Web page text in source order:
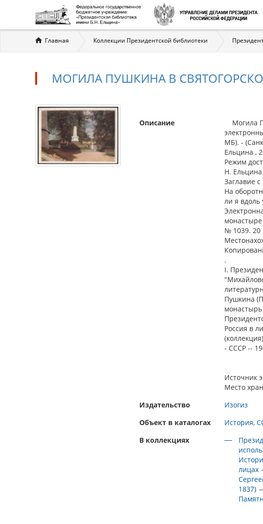
Вы
здесь
Главная Коллекции Президентской библиотеки
МОГИЛА ПУШКИНА В
Описание
Могила
МБ). -
Ельцина ,
Режим
Н. Ельцина.
Заглавие с
На
ли я вдоль
№ 1039. 20
.
I.
Пушкина
Россия в
- СССР --
Источник
Место
Издательство
Изогиз
Объект в каталогах
История
В коллекциях
лицах
1837)